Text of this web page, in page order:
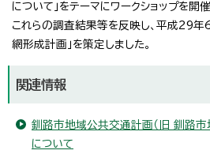
について」をテーマにワークショップを開催
これらの調査結果等を反映し、平成29年
網形成計画」を策定しました。
関連情報
釧路市地域公共交通計画（旧 釧路市
について